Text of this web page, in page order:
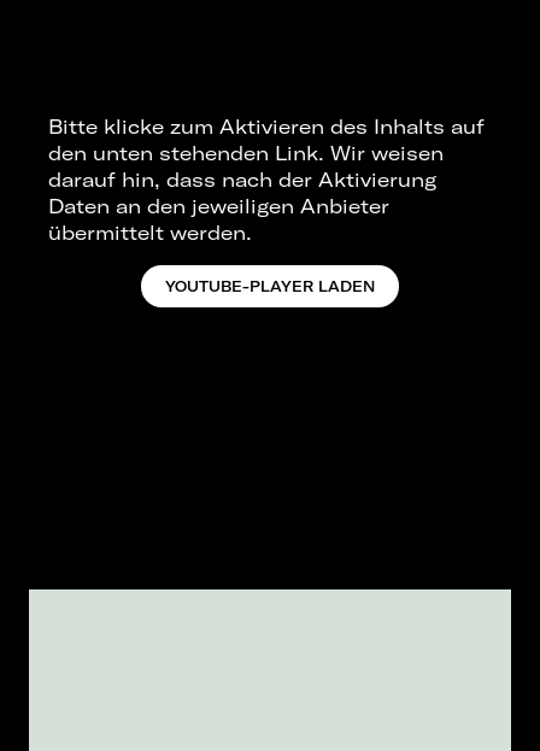
Bitte klicke zum Aktivieren des Inhalts auf
den unten stehenden Link. Wir weisen
darauf hin, dass nach der Aktivierung
Daten an den jeweiligen Anbieter
übermittelt werden.
YOUTUBE-PLAYER LADEN